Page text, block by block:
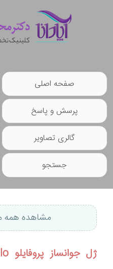
صفحه اصلی
پرسش و پاسخ
گالری تصاویر
جستجو
مشاهده همه